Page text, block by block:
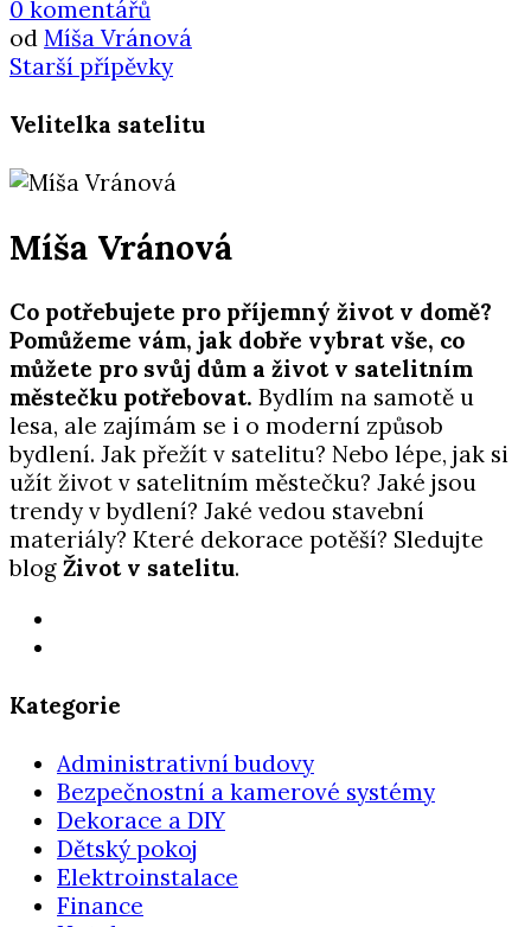
0 komentářů
od Míša Vránová
Starší přípěvky
Velitelka satelitu
Míša Vránová
Co potřebujete pro příjemný život v domě?
Pomůžeme vám, jak dobře vybrat vše, co
můžete pro svůj dům a život v satelitním
městečku potřebovat. Bydlím na samotě u
lesa, ale zajímám se i o moderní způsob
bydlení. Jak přežít v satelitu? Nebo lépe, jak si
užít život v satelitním městečku? Jaké jsou
trendy v bydlení? Jaké vedou stavební
materiály? Které dekorace potěší? Sledujte
blog Život v satelitu.
Kategorie
Administrativní budovy
Bezpečnostní a kamerové systémy
Dekorace a DIY
Dětský pokoj
Elektroinstalace
Finance